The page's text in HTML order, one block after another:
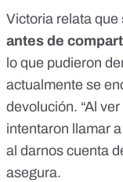
Victoria relata que
antes de
lo que pudieron
actualmente se
devolución. “Al
intentaron llamar
al darnos cuenta
asegura.